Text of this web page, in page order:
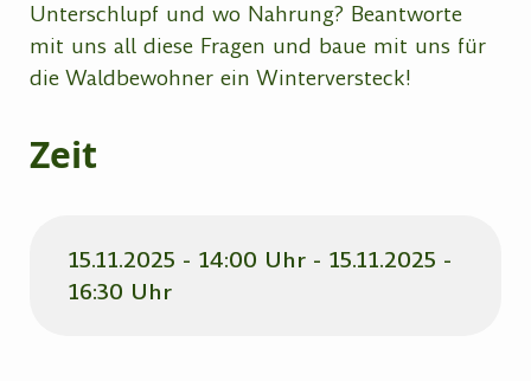
Unterschlupf und wo Nahrung? Beantworte
mit uns all diese Fragen und baue mit uns für
die Waldbewohner ein Winterversteck!
Zeit
15.11.2025 - 14:00 Uhr - 15.11.2025 -
16:30 Uhr